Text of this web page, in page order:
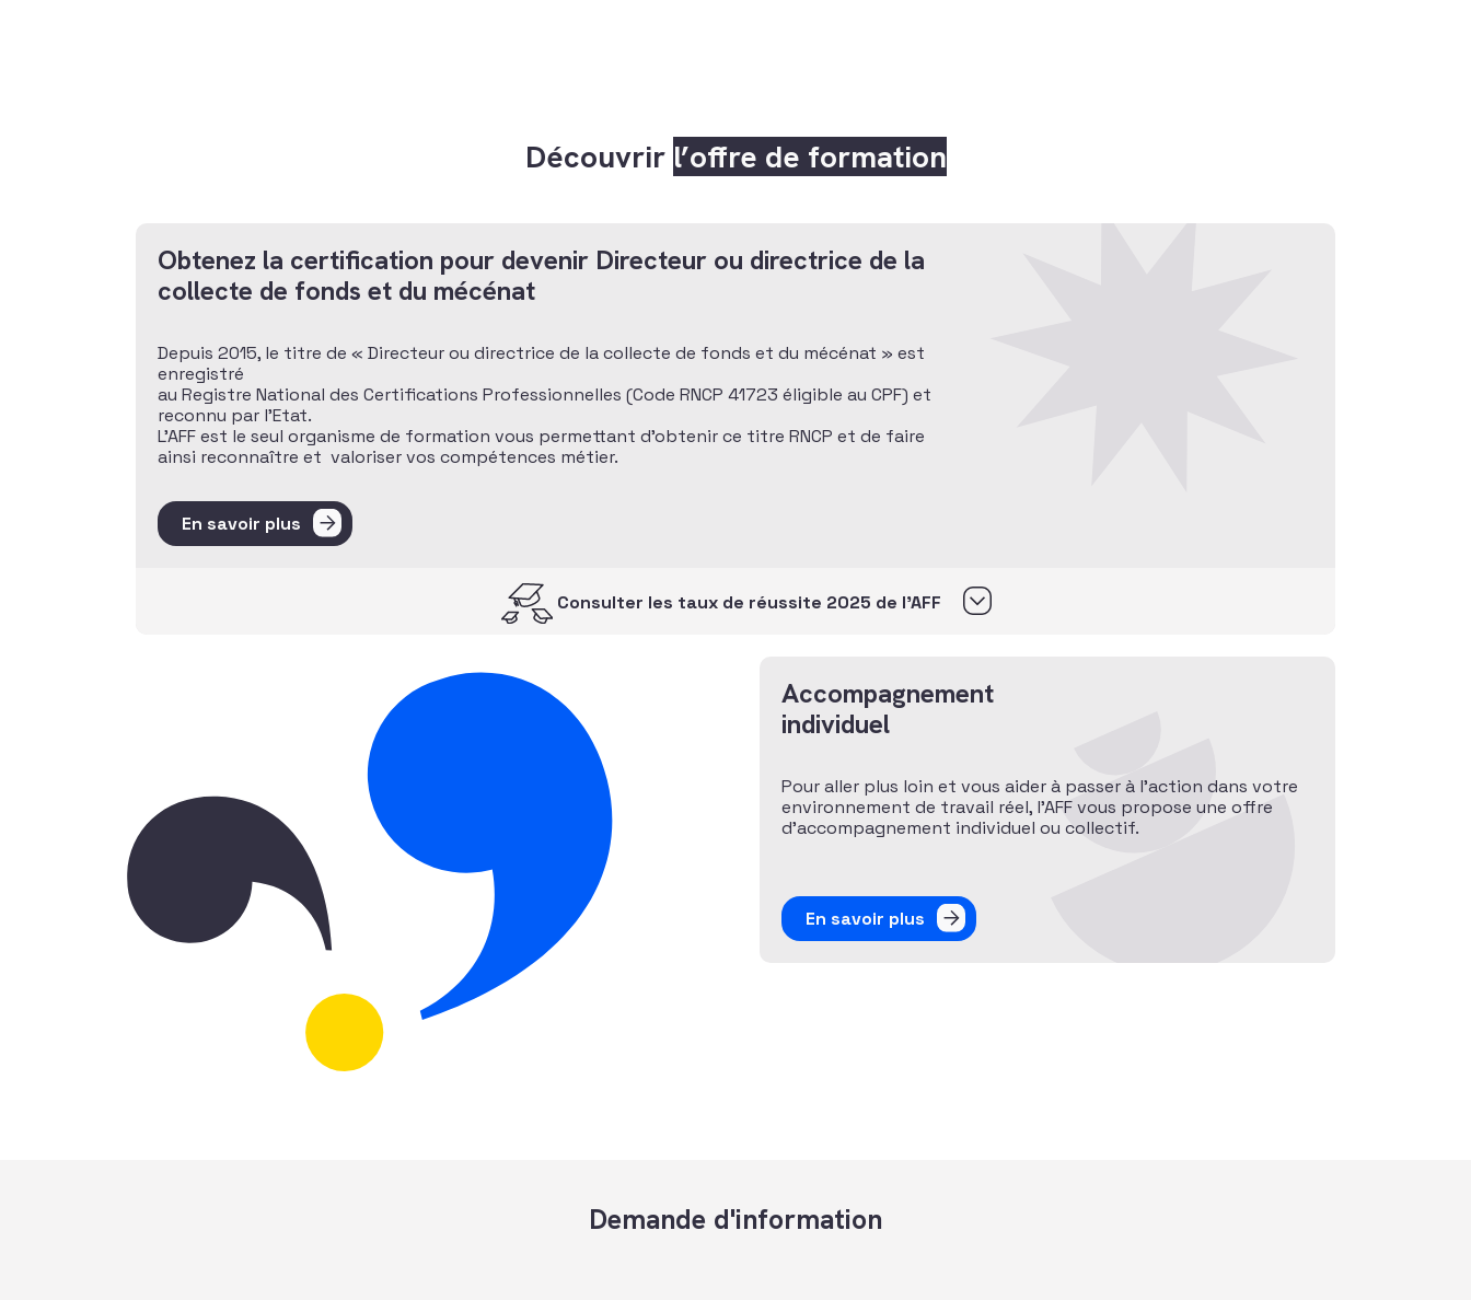
Découvrir l’offre de formation
Obtenez la certification pour devenir Directeur ou directrice de la
collecte de fonds et du mécénat
Depuis 2015, le titre de « Directeur ou directrice de la collecte de fonds et du mécénat » est
enregistré
au Registre National des Certifications Professionnelles (Code RNCP 41723 éligible au CPF) et
reconnu par l’Etat.
L’AFF est le seul organisme de formation vous permettant d’obtenir ce titre RNCP et de faire
ainsi reconnaître et valoriser vos compétences métier.
En savoir plus
Consulter les taux de réussite 2025 de l’AFF
Accompagnement
individuel
Pour aller plus loin et vous aider à passer à l’action dans votre
environnement de travail réel, l’AFF vous propose une offre
d’accompagnement individuel ou collectif.
En savoir plus
Demande d'information